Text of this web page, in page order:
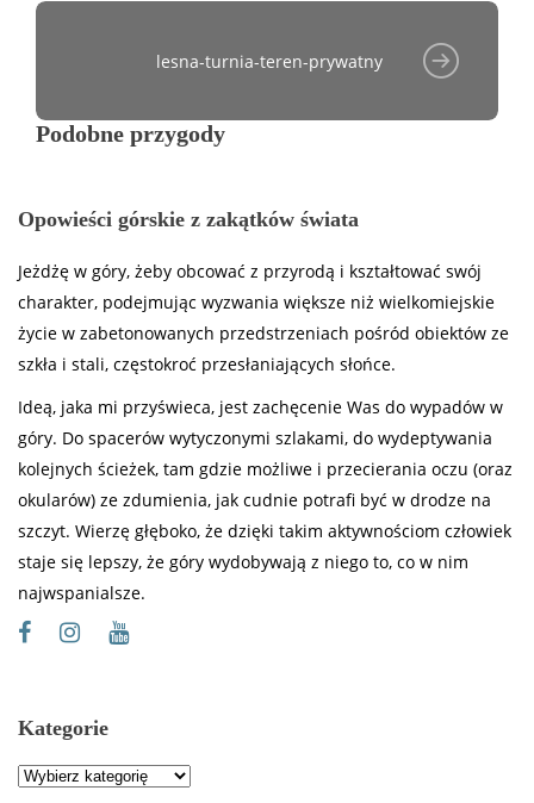
lesna-turnia-teren-prywatny
Podobne przygody
Opowieści górskie z zakątków świata
Jeżdżę w góry, żeby obcować z przyrodą i kształtować swój
charakter, podejmując wyzwania większe niż wielkomiejskie
życie w zabetonowanych przedstrzeniach pośród obiektów ze
szkła i stali, częstokroć przesłaniających słońce.
Ideą, jaka mi przyświeca, jest zachęcenie Was do wypadów w
góry. Do spacerów wytyczonymi szlakami, do wydeptywania
kolejnych ścieżek, tam gdzie możliwe i przecierania oczu (oraz
okularów) ze zdumienia, jak cudnie potrafi być w drodze na
szczyt. Wierzę głęboko, że dzięki takim aktywnościom człowiek
staje się lepszy, że góry wydobywają z niego to, co w nim
najwspanialsze.
Kategorie
Kategorie